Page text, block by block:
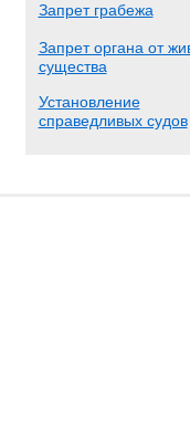
Запрет грабежа
Запрет органа от
существа
Установление
справедливых судов